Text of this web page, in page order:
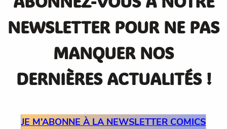
NEWSLETTER POUR NE PAS
MANQUER NOS
DERNIÈRES ACTUALITÉS !
JE M’ABONNE À LA NEWSLETTER COMICS